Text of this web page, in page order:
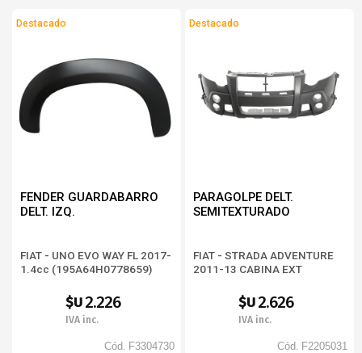
Destacado
FENDER GUARDABARRO
DELT. IZQ.
FIAT - UNO EVO WAY FL 2017-
1.4cc (195A64H0778659)
$U2.226
IVA inc.
Cód. F3304730
Destacado
PARAGOLPE DELT.
SEMITEXTURADO
FIAT - STRADA ADVENTURE
2011-13 CABINA EXT
$U2.626
IVA inc.
Cód. F2205031